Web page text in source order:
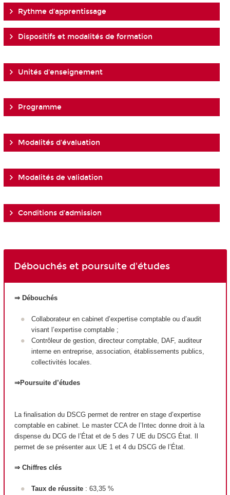
Rythme d'apprentissage
Dispositifs et modalités de formation
Unités d'enseignement
Programme
Modalités d'évaluation
Modalités de validation
Conditions d'admission
Débouchés et poursuite d'études
⇒ Débouchés
Collaborateur en cabinet d’expertise comptable ou d’audit
visant l’expertise comptable ;
Contrôleur de gestion, directeur comptable, DAF, auditeur
interne en entreprise, association, établissements publics,
collectivités locales.
⇒Poursuite d’études
La finalisation du DSCG permet de rentrer en stage d’expertise
comptable en cabinet. Le master CCA de l’Intec donne droit à la
dispense du DCG de l’État et de 5 des 7 UE du DSCG État. Il
permet de se présenter aux UE 1 et 4 du DSCG de l’État.
⇒ Chiffres clés
Taux de réussite: 63,35 %